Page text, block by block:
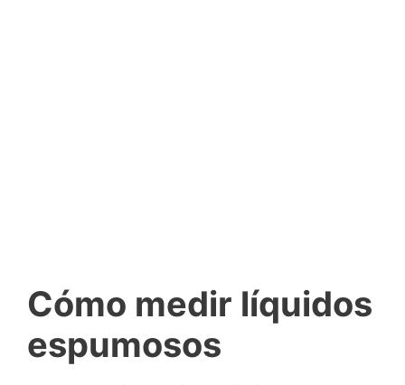
Cómo medir líquidos
espumosos